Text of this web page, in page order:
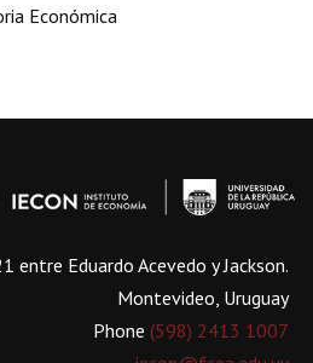
Económica
entre Eduardo Acevedo y Jackson.
Montevideo, Uruguay
Phone (598) 2413 1007